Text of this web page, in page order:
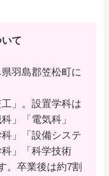
て
羽島郡笠松町に
」。設置学科は
」「電気科」
科」「設備システ
」「科学技術
。卒業後は約7割